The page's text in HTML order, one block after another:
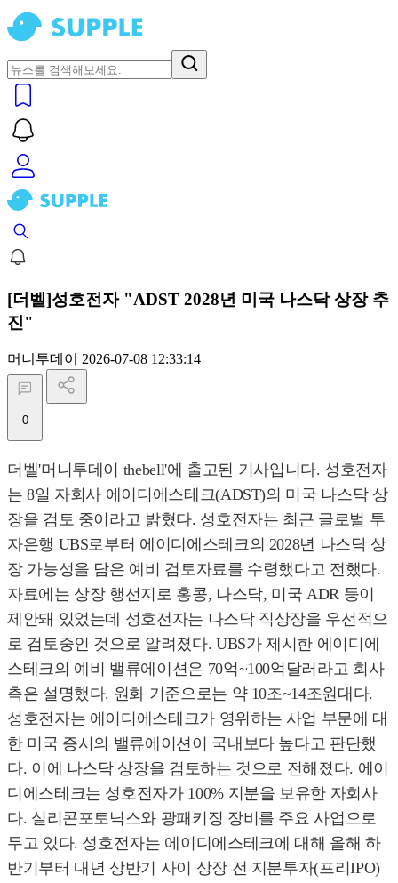
[더벨]성호전자 "ADST 2028년 미국 나스닥 상장 추
진"
머니투데이 2026-07-08 12:33:14
0
더벨'머니투데이 thebell'에 출고된 기사입니다. 성호전자
는 8일 자회사 에이디에스테크(ADST)의 미국 나스닥 상
장을 검토 중이라고 밝혔다. 성호전자는 최근 글로벌 투
자은행 UBS로부터 에이디에스테크의 2028년 나스닥 상
장 가능성을 담은 예비 검토자료를 수령했다고 전했다.
자료에는 상장 행선지로 홍콩, 나스닥, 미국 ADR 등이
제안돼 있었는데 성호전자는 나스닥 직상장을 우선적으
로 검토중인 것으로 알려졌다. UBS가 제시한 에이디에
스테크의 예비 밸류에이션은 70억~100억달러라고 회사
측은 설명했다. 원화 기준으로는 약 10조~14조원대다.
성호전자는 에이디에스테크가 영위하는 사업 부문에 대
한 미국 증시의 밸류에이션이 국내보다 높다고 판단했
다. 이에 나스닥 상장을 검토하는 것으로 전해졌다. 에이
디에스테크는 성호전자가 100% 지분을 보유한 자회사
다. 실리콘포토닉스와 광패키징 장비를 주요 사업으로
두고 있다. 성호전자는 에이디에스테크에 대해 올해 하
반기부터 내년 상반기 사이 상장 전 지분투자(프리IPO)